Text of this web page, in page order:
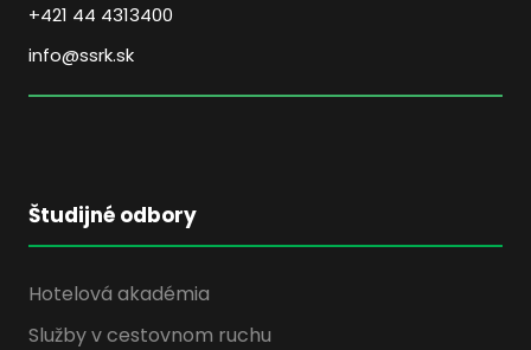
+421 44 4313400
info@ssrk.sk
Študijné odbory
Hotelová akadémia
Služby v cestovnom ruchu